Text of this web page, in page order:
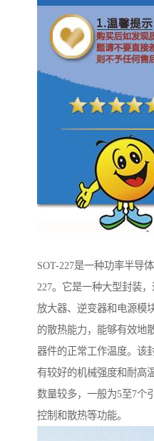
SOT-227是一种功率半导
227。它是一种大型封装
放大器、逆变器和电源模
的散热能力，能够有效地
器件的正常工作温度。该
有较好的机械强度和耐高
数量较多，一般为5至7个
控制和散热等功能。